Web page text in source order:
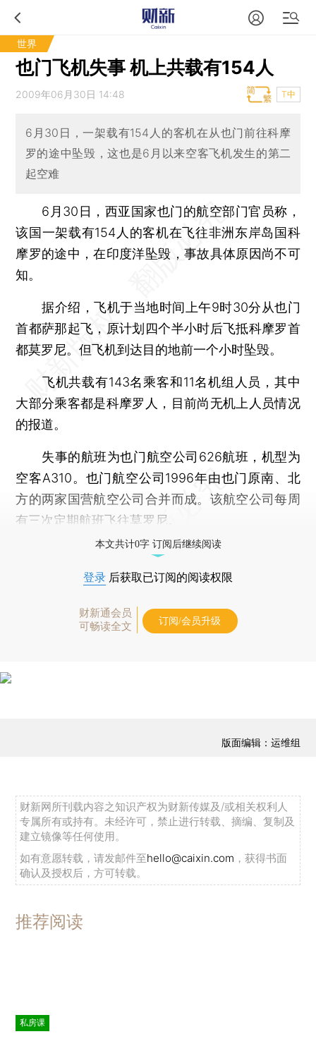
世界
也门飞机失事 机上共载有154人
2009年06月30日 14:48 T中
6月30日，一架载有154人的客机在从也门前往科摩
罗的途中坠毁，这也是6月以来空客飞机发生的第二
起空难
6月30日，西亚国家也门的航空部门官员称，
该国一架载有154人的客机在飞往非洲东岸岛国科
摩罗的途中，在印度洋坠毁，事故具体原因尚不可
知。
据介绍，飞机于当地时间上午9时30分从也门
首都萨那起飞，原计划四个半小时后飞抵科摩罗首
都莫罗尼。但飞机到达目的地前一个小时坠毁。
飞机共载有143名乘客和11名机组人员，其中
大部分乘客都是科摩罗人，目前尚无机上人员情况
的报道。
失事的航班为也门航空公司626航班，机型为
空客A310。也门航空公司1996年由也门原南、北
方的两家国营航空公司合并而成。该航空公司每周
有三次定期航班飞往莫罗尼。
本文共计0字 订阅后继续阅读
登录 后获取已订阅的阅读权限
财新通会员
可畅读全文
订阅/会员升级
版面编辑：运维组
财新网所刊载内容之知识产权为财新传媒及/或相关权利人
专属所有或持有。未经许可，禁止进行转载、摘编、复制及
建立镜像等任何使用。
如有意愿转载，请发邮件至hello@caixin.com ，获得书面
确认及授权后，方可转载。
推荐阅读
私房课